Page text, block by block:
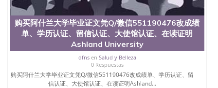
购买阿什兰大学毕业证文凭Q/微信551190476改成绩
单、学历认证、留信认证、大使馆认证、在读证明
Ashland University
dfnsen Salud y Belleza
0 Respuestas
购买阿什兰大学毕业证文凭Q/微信551190476改成绩单、学历认证、留
信认证、大使馆认证、在读证明Ashland...